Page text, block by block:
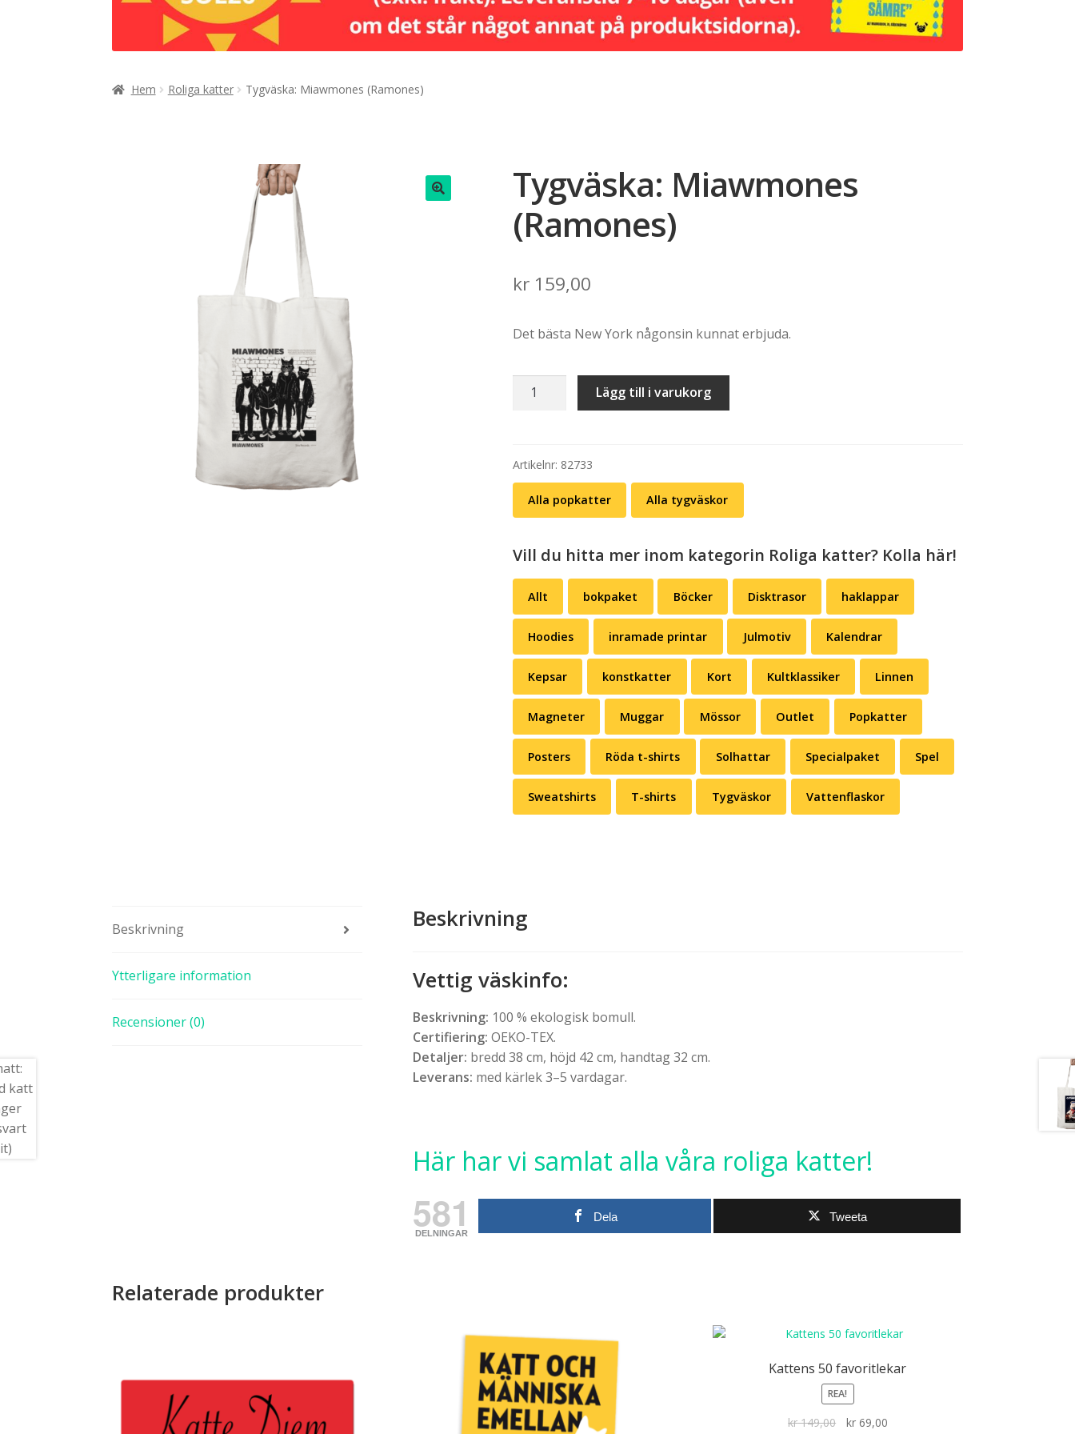
Hem Roliga katter Tygväska: Miawmones (Ramones)
Tygväska: Miawmones
(Ramones)
kr159,00
Det bästa New York någonsin kunnat erbjuda.
Tygväska:
Lägg till i varukorg
Artikelnr: 82733
Alla popkatter Alla tygväskor
Vill du hitta mer inom kategorin Roliga katter? Kolla här!
Allt bokpaket Böcker Disktrasor haklappar
Hoodies inramade printar Julmotiv Kalendrar
Kepsar konstkatter Kort Kultklassiker Linnen
Magneter Muggar Mössor Outlet Popkatter
Posters Röda t-shirts Solhattar Specialpaket Spel
Sweatshirts T-shirts Tygväskor Vattenflaskor
Beskrivning
Ytterligare information
Recensioner (0)
Beskrivning
Vettig väskinfo:
Beskrivning: 100 % ekologisk bomull.
Certifiering: OEKO-TEX.
Detaljer: bredd 38 cm, höjd 42 cm, handtag 32 cm.
Leverans: med kärlek 3–5 vardagar.
Här har vi samlat alla våra roliga katter!
581
DELNINGAR
Dela Tweeta
Relaterade produkter
Kattens 50 favoritlekar
REA!
kr149,00
Det
kr69,00Det